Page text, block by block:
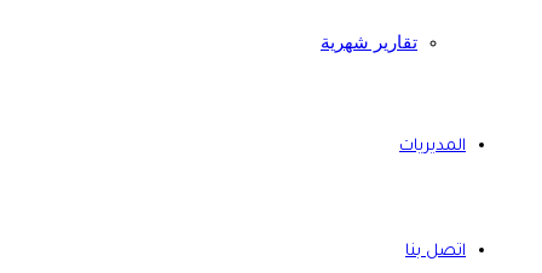
تقارير شهرية
المديريات
اتصل بنا